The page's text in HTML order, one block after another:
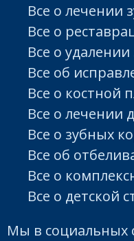
Все о лечении
Все о
Все о удалении
Все об
Все о костной
Все о лечении
Все о зубных
Все об
Все о
Все о детской
Мы в социальных